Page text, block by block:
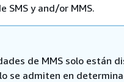
SMS y and/or MMS.
de MMS solo están
se admiten en